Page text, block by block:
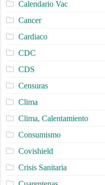
Calendario Vac
Cancer
Cardiaco
CDC
CDS
Censuras
Clima
Clima, Calentamiento
Consumismo
Covishield
Crisis Sanitaria